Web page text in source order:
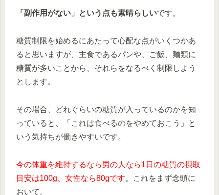
「副作用がない」という点も素晴らしいです。
糖質制限を始めるにあたって心配な点がいくつかあ
ると思いますが、主食であるパンや、ご飯、麺類に
糖質が多いことから、それらをなるべく制限しよう
とします。
その場合、どれぐらいの糖質が入っているのかを知
っていると、「これは食べるのをやめておこう」と
いう気持ちが働きやすいです。
今の体重を維持するなら男の人なら1日の糖質の摂取
目安は100g、女性なら80gです。これをまず念頭に
おいて。